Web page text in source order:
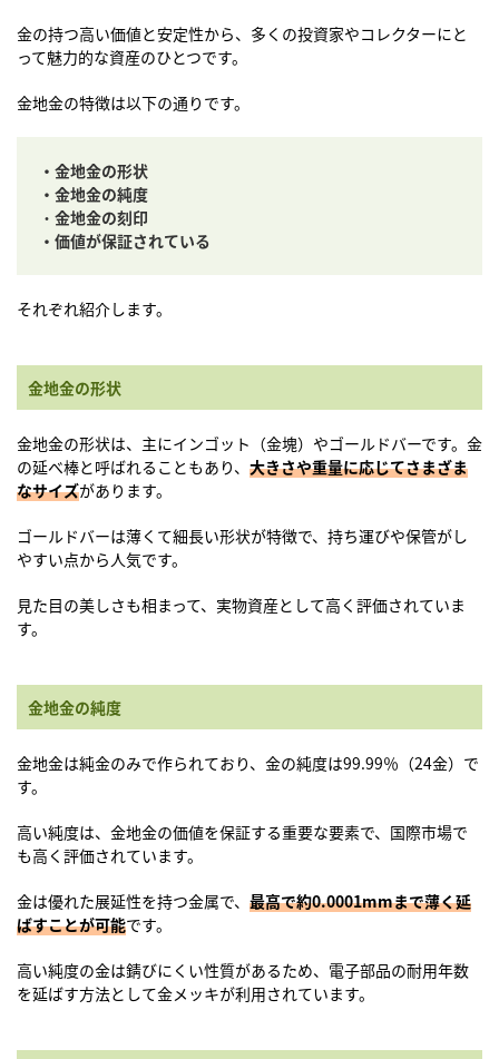
金の持つ高い価値と安定性から、多くの投資家やコレクターにと
って魅力的な資産のひとつです。
金地金の特徴は以下の通りです。
・金地金の形状
・金地金の純度
・ 金地金の刻印
・価値が保証されている
それぞれ紹介します。
金地金の形状
金地金の形状は、主にインゴット（金塊）やゴールドバーです。金
の延べ棒と呼ばれることもあり、 大きさや重量に応じてさまざま
なサイズがあります。
ゴールドバーは薄くて細長い形状が特徴で、持ち運びや保管がし
やすい点から人気です。
見た目の美しさも相まって、実物資産として高く評価されていま
す。
金地金の純度
金地金は純金のみで作られており、金の純度は99.99％（24金）で
す。
高い純度は、金地金の価値を保証する重要な要素で、国際市場で
も高く評価されています。
金は優れた展延性を持つ金属で、 最高で約0.0001mmまで薄く延
ばすことが可能です。
高い純度の金は錆びにくい性質があるため、電子部品の耐用年数
を延ばす方法として金メッキが利用されています。